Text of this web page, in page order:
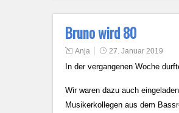
Bruno wird 80
Anja 27. Januar 2019
In der vergangenen Woche
Wir waren dazu auch
Musikerkollegen aus dem